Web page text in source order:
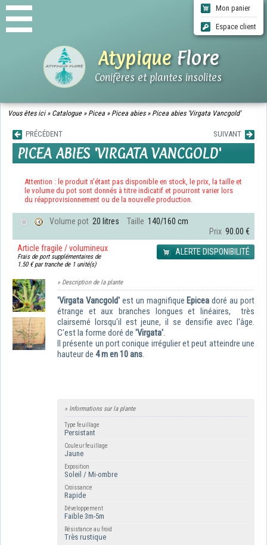
AtypiqueFlore
Conifères et plantes insolites
Mon panier
Espace client
ACCUEIL
INFOS LIVRAISONS
CGV
CONTACT
Vous êtes ici » Catalogue» Picea » Picea abies» Picea abies 'Virgata Vancgold'
PRÉCÉDENT SUIVANT
PICEA ABIES 'VIRGATA VANCGOLD'
Attention : le produit n'étant pas disponible en stock, le prix, la taille et
le volume du pot sont donnés à titre indicatif et pourront varier lors
du réapprovisionnement ou de la nouvelle production.
Volume pot 20 litres Taille 140/160 cm
Prix 90.00 €
ALERTE DISPONIBILITÉ
Article fragile / volumineux
Frais de port supplémentaires de
1.50 € par tranche de 1 unité(s)
» Description de la plante
'Virgata Vancgold'est un magnifique Epiceadoré au port
étrange et aux branches longues et linéaires, très
clairsemé lorsqu'il est jeune, il se densifie avec l'âge.
C'est la forme doré de 'Virgata'.
Il présente un port conique irrégulier et peut atteindre une
hauteur de 4 m en 10 ans.
» Informations sur la plante
Type feuillage
Persistant
Couleur feuillage
Jaune
Exposition
Soleil / Mi-ombre
Croissance
Rapide
Développement
Faible 3m-5m
Résistance au froid
Très rustique